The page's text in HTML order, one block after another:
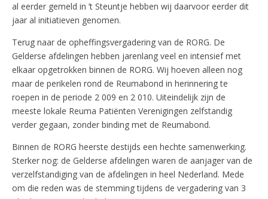
al eerder gemeld in ’t Steuntje hebben wij daarvoor eerder dit
jaar al initiatieven genomen.
Terug naar de opheffingsvergadering van de RORG. De
Gelderse afdelingen hebben jarenlang veel en intensief met
elkaar opgetrokken binnen de RORG. Wij hoeven alleen nog
maar de perikelen rond de Reumabond in herinnering te
roepen in de periode 2 009 en 2 010. Uiteindelijk zijn de
meeste lokale Reuma Patiënten Verenigingen zelfstandig
verder gegaan, zonder binding met de Reumabond.
Binnen de RORG heerste destijds een hechte samenwerking.
Sterker nog: de Gelderse afdelingen waren de aanjager van de
verzelfstandiging van de afdelingen in heel Nederland. Mede
om die reden was de stemming tijdens de vergadering van 3